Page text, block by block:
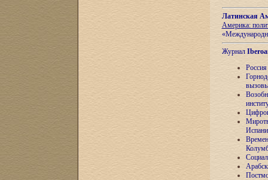
Латинская
Америка:
Журнал